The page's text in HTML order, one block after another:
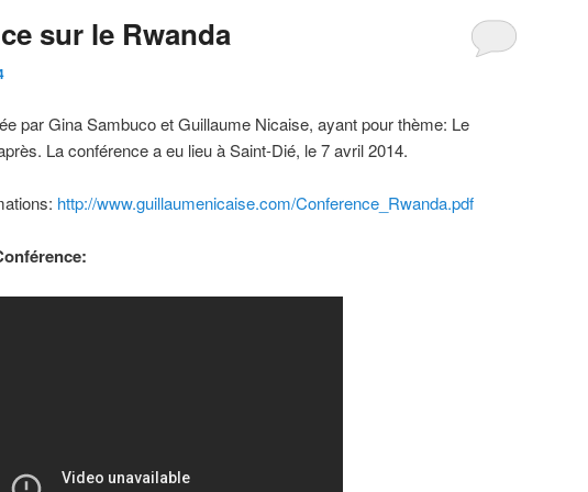
sur le Rwanda
par Gina Sambuco et Guillaume Nicaise, ayant pour thème: Le
La conférence a eu lieu à Saint-Dié, le 7 avril 2014.
http://www.guillaumenicaise.com/Conference_Rwanda.pdf